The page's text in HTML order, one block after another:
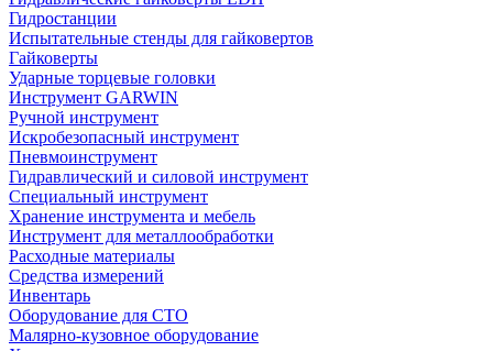
Гидростанции
Испытательные стенды для гайковертов
Гайковерты
Ударные торцевые головки
Инструмент GARWIN
Ручной инструмент
Искробезопасный инструмент
Пневмоинструмент
Гидравлический и силовой инструмент
Специальный инструмент
Хранение инструмента и мебель
Инструмент для металлообработки
Расходные материалы
Средства измерений
Инвентарь
Оборудование для СТО
Малярно-кузовное оборудование